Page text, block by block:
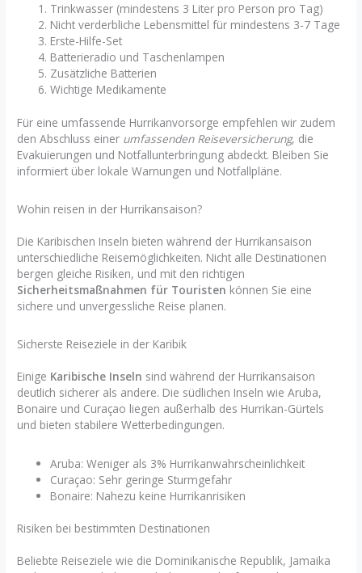
Trinkwasser (mindestens 3 Liter pro Person pro Tag)
Nicht verderbliche Lebensmittel für mindestens 3-7 Tage
Erste-Hilfe-Set
Batterieradio und Taschenlampen
Zusätzliche Batterien
Wichtige Medikamente
Für eine umfassende Hurrikanvorsorge empfehlen wir zudem
den Abschluss einer umfassenden Reiseversicherung, die
Evakuierungen und Notfallunterbringung abdeckt. Bleiben Sie
informiert über lokale Warnungen und Notfallpläne.
Wohin reisen in der Hurrikansaison?
Die Karibischen Inseln bieten während der Hurrikansaison
unterschiedliche Reisemöglichkeiten. Nicht alle Destinationen
bergen gleiche Risiken, und mit den richtigen
Sicherheitsmaßnahmen für Touristen können Sie eine
sichere und unvergessliche Reise planen.
Sicherste Reiseziele in der Karibik
Einige Karibische Inseln sind während der Hurrikansaison
deutlich sicherer als andere. Die südlichen Inseln wie Aruba,
Bonaire und Curaçao liegen außerhalb des Hurrikan-Gürtels
und bieten stabilere Wetterbedingungen.
Aruba: Weniger als 3% Hurrikanwahrscheinlichkeit
Curaçao: Sehr geringe Sturmgefahr
Bonaire: Nahezu keine Hurrikanrisiken
Risiken bei bestimmten Destinationen
Beliebte Reiseziele wie die Dominikanische Republik, Jamaika